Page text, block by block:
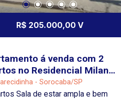
R$ 205.000,00 V
á venda com 2
no Residencial Milano
SP
- Sorocaba/SP
ampla e bem